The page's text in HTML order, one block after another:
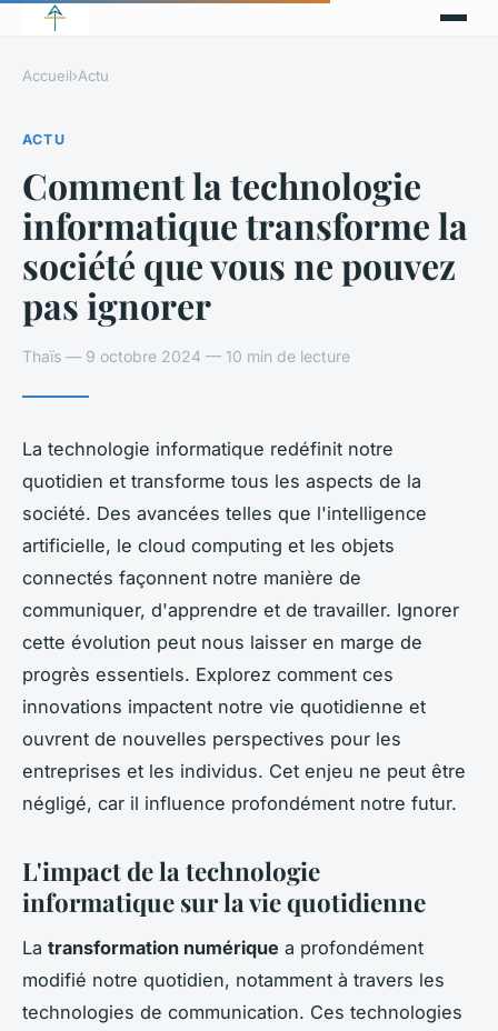
Accueil›Actu
ACTU
Comment la technologie
informatique transforme la
société que vous ne pouvez
pas ignorer
Thaïs — 9 octobre 2024 — 10 min de lecture
La technologie informatique redéfinit notre
quotidien et transforme tous les aspects de la
société. Des avancées telles que l'intelligence
artificielle, le cloud computing et les objets
connectés façonnent notre manière de
communiquer, d'apprendre et de travailler. Ignorer
cette évolution peut nous laisser en marge de
progrès essentiels. Explorez comment ces
innovations impactent notre vie quotidienne et
ouvrent de nouvelles perspectives pour les
entreprises et les individus. Cet enjeu ne peut être
négligé, car il influence profondément notre futur.
L'impact de la technologie
informatique sur la vie quotidienne
La transformation numérique a profondément
modifié notre quotidien, notamment à travers les
technologies de communication. Ces technologies